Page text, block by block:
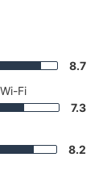
8.7
Fi
7.3
8.2